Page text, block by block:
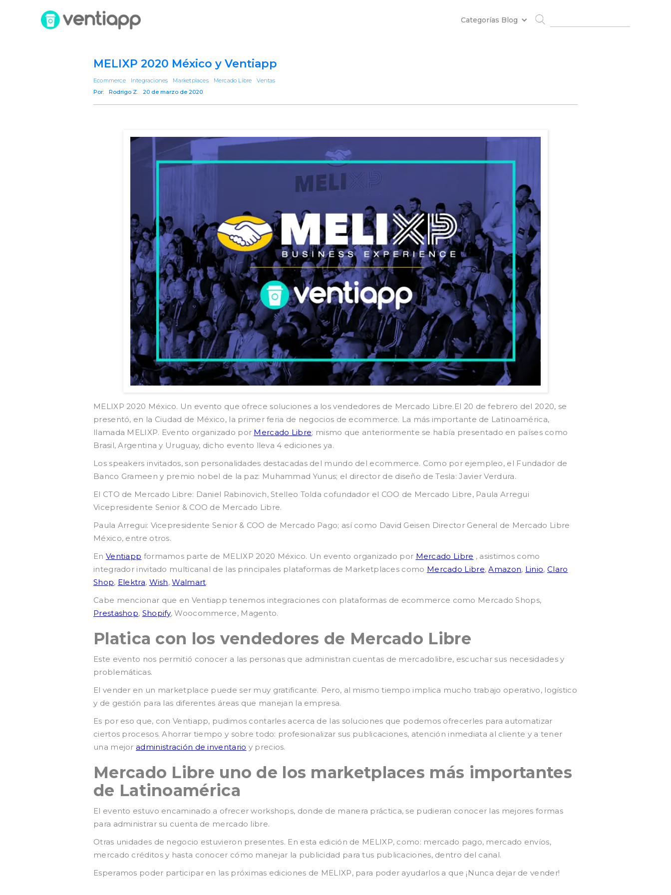
Categorías Blog
MELIXP 2020 México y Ventiapp
Ecommerce Integraciones Marketplaces Mercado Libre
Ventas
Por:
Rodrigo Z. 20 de marzo de 2020
MELIXP 2020 México. Un evento que ofrece soluciones a los vendedores de Mercado Libre.El 20 de febrero del 2020, se
presentó, en la Ciudad de México, la primer feria de negocios de ecommerce. La más importante de Latinoamérica,
llamada MELIXP. Evento organizado por Mercado Libre; mismo que anteriormente se había presentado en países como
Brasil, Argentina y Uruguay, dicho evento lleva 4 ediciones ya.
Los speakers invitados, son personalidades destacadas del mundo del ecommerce. Como por ejempleo, el Fundador de
Banco Grameen y premio nobel de la paz: Muhammad Yunus; el director de diseño de Tesla: Javier Verdura.
El CTO de Mercado Libre: Daniel Rabinovich, Stelleo Tolda cofundador el COO de Mercado Libre, Paula Arregui
Vicepresidente Senior & COO de Mercado Libre.
Paula Arregui: Vicepresidente Senior & COO de Mercado Pago; así como David Geisen Director General de Mercado Libre
México, entre otros.
En Ventiapp formamos parte de MELIXP 2020 México. Un evento organizado por Mercado Libre , asistimos como
integrador invitado multicanal de las principales plataformas de Marketplaces como Mercado Libre,Amazon, Linio, Claro
Shop, Elektra, Wish,Walmart.
Cabe mencionar que en Ventiapp tenemos integraciones con plataformas de ecommerce como Mercado Shops,
Prestashop, Shopify, Woocommerce, Magento.
Platica con los vendedores de Mercado Libre
Este evento nos permitió conocer a las personas que administran cuentas de mercadolibre, escuchar sus necesidades y
problemáticas.
El vender en un marketplace puede ser muy gratificante. Pero, al mismo tiempo implica mucho trabajo operativo, logístico
y de gestión para las diferentes áreas que manejan la empresa.
Es por eso que, con Ventiapp, pudimos contarles acerca de las soluciones que podemos ofrecerles para automatizar
ciertos procesos. Ahorrar tiempo y sobre todo: profesionalizar sus publicaciones, atención inmediata al cliente y a tener
una mejoradministración de inventario y precios.
Mercado Libre uno de los marketplaces más importantes
de Latinoamérica
El evento estuvo encaminado a ofrecer workshops, donde de manera práctica, se pudieran conocer las mejores formas
para administrar su cuenta de mercado libre.
Otras unidades de negocio estuvieron presentes. En esta edición de MELIXP, como: mercado pago, mercado envíos,
mercado créditos y hasta conocer cómo manejar la publicidad para tus publicaciones, dentro del canal.
Esperamos poder participar en las próximas ediciones de MELIXP, para poder ayudarlos a que ¡Nunca dejar de vender!